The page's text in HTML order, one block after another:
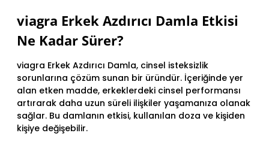
viagra Erkek Azdırıcı Damla Etkisi
Ne Kadar Sürer?
viagra Erkek Azdırıcı Damla, cinsel isteksizlik
sorunlarına çözüm sunan bir üründür. İçeriğinde yer
alan etken madde, erkeklerdeki cinsel performansı
artırarak daha uzun süreli ilişkiler yaşamanıza olanak
sağlar. Bu damlanın etkisi, kullanılan doza ve kişiden
kişiye değişebilir.